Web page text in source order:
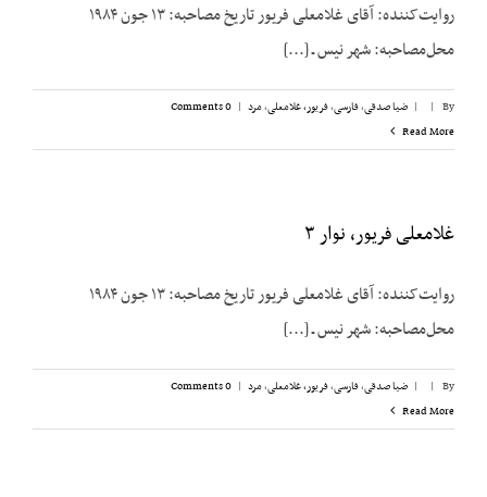
روایت‌کننده: آقای غلامعلی فریور تاریخ مصاحبه: ۱۳ جون ۱۹۸۴
محل‌مصاحبه: شهر نیس ـ [...]
By
|
| ضیا صدقی,فارسی,فریور، غلامعلی,مرد |
0 Comments
Read More
غلامعلی فریور، نوار ۳
روایت‌کننده: آقای غلامعلی فریور تاریخ مصاحبه: ۱۳ جون ۱۹۸۴
محل‌مصاحبه: شهر نیس ـ [...]
By
|
| ضیا صدقی,فارسی,فریور، غلامعلی,مرد |
0 Comments
Read More